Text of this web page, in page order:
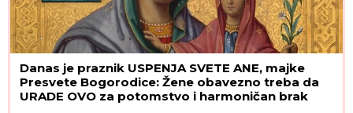
Danas je praznik USPENJA SVETE ANE, majke
Presvete Bogorodice: Žene obavezno treba da
URADE OVO za potomstvo i harmoničan brak